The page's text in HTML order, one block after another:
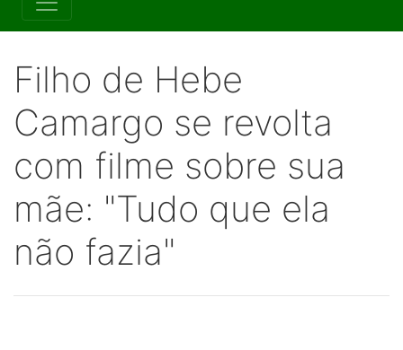
Filho de Hebe
Camargo se revolta
com filme sobre sua
mãe: "Tudo que ela
não fazia"